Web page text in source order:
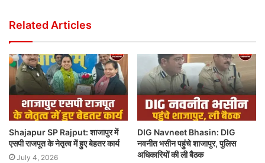
Related Articles
Shajapur SP Rajput: शाजापुर में
एसपी राजपूत के नेतृत्व में हुए बेहतर कार्य
July 4, 2026
DIG Navneet Bhasin: DIG
नवनीत भसीन पहुंचे शाजापुर, पुलिस
अधिकारियों की ली बैठक